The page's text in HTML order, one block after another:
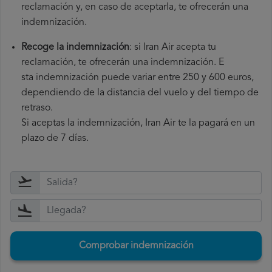
reclamación y, en caso de aceptarla, te ofrecerán una
indemnización.
Recoge la indemnización: si Iran Air acepta tu
reclamación, te ofrecerán una indemnización. E
sta indemnización puede variar entre 250 y 600 euros,
dependiendo de la distancia del vuelo y del tiempo de
retraso.
Si aceptas la indemnización, Iran Air te la pagará en un
plazo de 7 días.
Comprobar indemnización